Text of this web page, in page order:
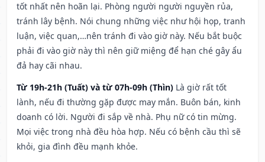
tốt nhất nên hoãn lại. Phòng người người nguyền rủa,
tránh lây bệnh. Nói chung những việc như hội họp, tranh
luận, việc quan,…nên tránh đi vào giờ này. Nếu bắt buộc
phải đi vào giờ này thì nên giữ miệng để hạn ché gây ẩu
đả hay cãi nhau.
Từ 19h-21h (Tuất) và từ 07h-09h (Thìn) Là giờ rất tốt
lành, nếu đi thường gặp được may mắn. Buôn bán, kinh
doanh có lời. Người đi sắp về nhà. Phụ nữ có tin mừng.
Mọi việc trong nhà đều hòa hợp. Nếu có bệnh cầu thì sẽ
khỏi, gia đình đều mạnh khỏe.